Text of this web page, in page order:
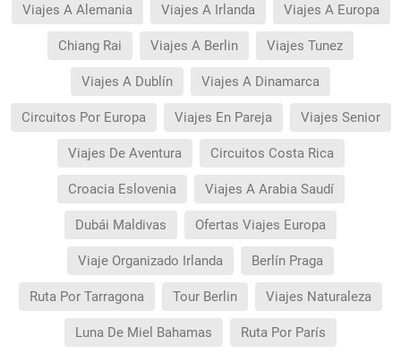
Viajes A Alemania Viajes A Irlanda Viajes A Europa
Chiang Rai Viajes A Berlin Viajes Tunez
Viajes A Dublín Viajes A Dinamarca
Circuitos Por Europa Viajes En Pareja Viajes Senior
Viajes De Aventura Circuitos Costa Rica
Croacia Eslovenia Viajes A Arabia Saudí
Dubái Maldivas Ofertas Viajes Europa
Viaje Organizado Irlanda Berlín Praga
Ruta Por Tarragona Tour Berlin Viajes Naturaleza
Luna De Miel Bahamas Ruta Por París